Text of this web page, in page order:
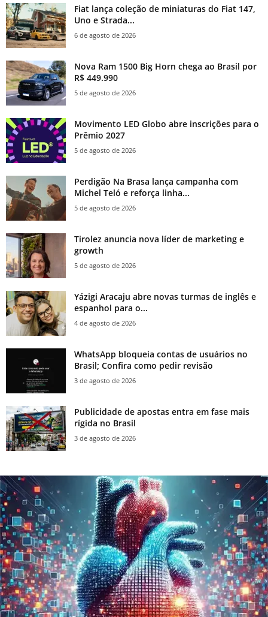
Fiat lança coleção de miniaturas do Fiat 147,
Uno e Strada...
6 de agosto de 2026
Nova Ram 1500 Big Horn chega ao Brasil por
R$ 449.990
5 de agosto de 2026
Movimento LED Globo abre inscrições para o
Prêmio 2027
5 de agosto de 2026
Perdigão Na Brasa lança campanha com
Michel Teló e reforça linha...
5 de agosto de 2026
Tirolez anuncia nova líder de marketing e
growth
5 de agosto de 2026
Yázigi Aracaju abre novas turmas de inglês e
espanhol para o...
4 de agosto de 2026
WhatsApp bloqueia contas de usuários no
Brasil; Confira como pedir revisão
3 de agosto de 2026
Publicidade de apostas entra em fase mais
rígida no Brasil
3 de agosto de 2026